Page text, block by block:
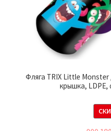
Фляга TRIX Little
крышка,